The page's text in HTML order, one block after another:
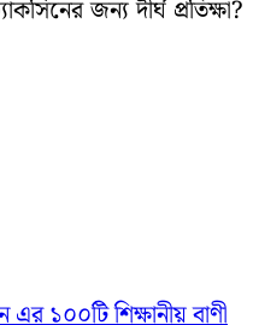
জন্য দীর্ঘ প্রতিক্ষা?